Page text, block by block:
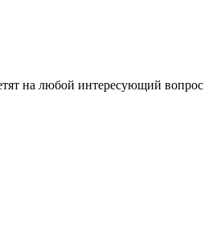
на любой интересующий вопрос